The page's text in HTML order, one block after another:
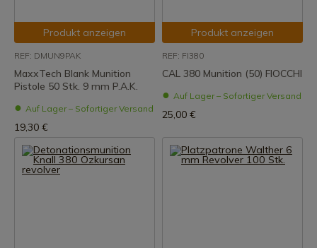
Produkt anzeigen
REF: DMUN9PAK
MaxxTech Blank Munition
Pistole 50 Stk. 9 mm P.A.K.
Auf Lager – Sofortiger Versand
19,30 €
Produkt anzeigen
REF: FI380
CAL 380 Munition (50) FIOCCHI
Auf Lager – Sofortiger Versand
25,00 €